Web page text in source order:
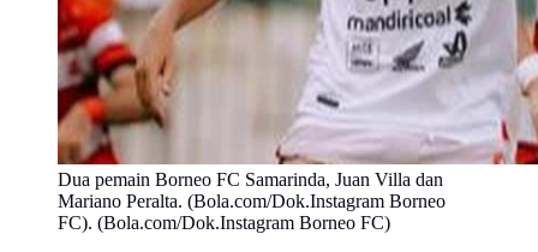
Dua pemain Borneo FC Samarinda, Juan Villa dan
Mariano Peralta. (Bola.com/Dok.Instagram Borneo
FC). (Bola.com/Dok.Instagram Borneo FC)